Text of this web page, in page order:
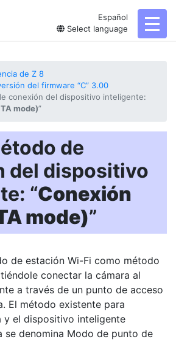
Español
Select language
de Z 8
del firmware “C” 3.00
conexión del dispositivo inteligente:
mode)”
de
del dispositivo
“Conexión
mode)”
de estación Wi-Fi como método
conectar la cámara al
a través de un punto de acceso
El método existente para
y el dispositivo inteligente
se denomina Modo de punto de